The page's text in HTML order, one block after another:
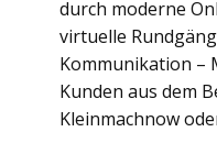
durch moderne
virtuelle
Kommunikation –
Kunden aus dem
Kleinmachnow